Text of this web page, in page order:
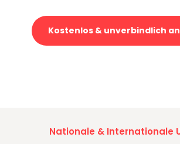
Kostenlos & unverbindlich
Nationale & Internationale